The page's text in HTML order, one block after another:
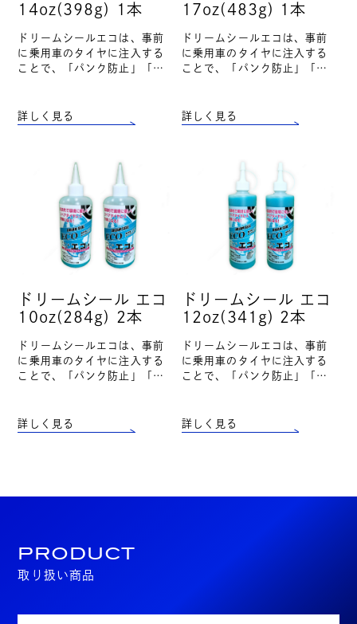
14oz(398g) 1本
ドリームシールエコは、事前
に乗用車のタイヤに注入する
ことで、「パンク防止」「自
減」の効果を得る事が出来ま
す。タイヤ1本に本製品を1
詳しく見る
17oz(483g) 1本
ドリームシールエコは、事前
に乗用車のタイヤに注入する
ことで、「パンク防止」「自
減」の効果を得る事が出来ま
す。タイヤ1本に本製品を1
詳しく見る
ドリームシール エコ
10oz(284g) 2本
ドリームシールエコは、事前
に乗用車のタイヤに注入する
ことで、「パンク防止」「自
減」の効果を得る事が出来ま
す。タイヤ1本に本製品を1
詳しく見る
ドリームシール エコ
12oz(341g) 2本
ドリームシールエコは、事前
に乗用車のタイヤに注入する
ことで、「パンク防止」「自
減」の効果を得る事が出来ま
す。タイヤ1本に本製品を1
詳しく見る
PRODUCT
取り扱い商品